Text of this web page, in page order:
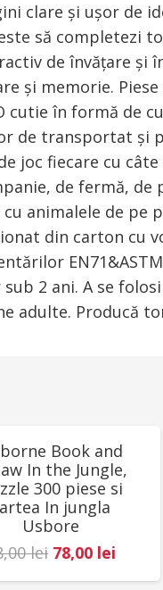
clare şi uşor de
să completezi
de învățare și
și memorie.
cutie în formă de
de transportat și
joc fiecare cu
de fermă, de
animalele de pe
din carton cu
2 ani. A se
adulte. Producă
Book and
In the Jungle,
300 piese si
In jungla
Usbore
lei Prețul
inițial
78,00 lei
curent